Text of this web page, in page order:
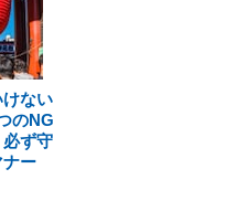
ない
のNG
ず守
ナー